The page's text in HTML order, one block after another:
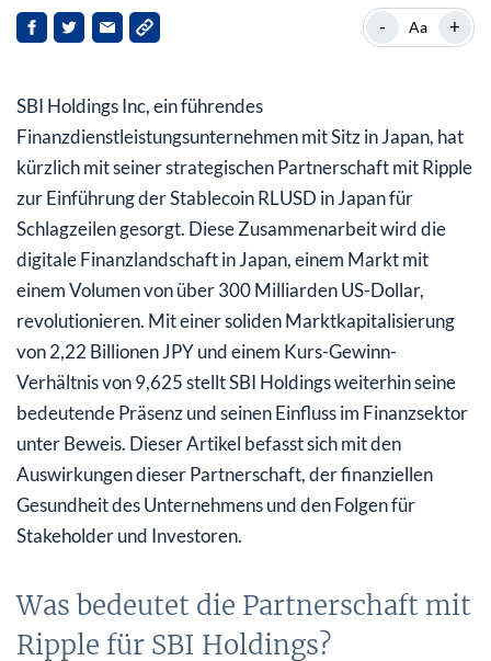
Was bedeutet die Partnerschaft mit Ripple für SBI
Holdings?
auswirken?
Welche finanziellen Auswirkungen hat dies für SBI
Holdings?
Was bedeutet dies für Stakeholder und Investoren?
- Aa +
SBI Holdings Inc, ein führendes
Finanzdienstleistungsunternehmen mit Sitz in Japan, hat
kürzlich mit seiner strategischen Partnerschaft mit Ripple
zur Einführung der Stablecoin RLUSD in Japan für
Schlagzeilen gesorgt. Diese Zusammenarbeit wird die
digitale Finanzlandschaft in Japan, einem Markt mit
einem Volumen von über 300 Milliarden US-Dollar,
revolutionieren. Mit einer soliden Marktkapitalisierung
von 2,22 Billionen JPY und einem Kurs-Gewinn-
Verhältnis von 9,625 stellt SBI Holdings weiterhin seine
bedeutende Präsenz und seinen Einfluss im Finanzsektor
unter Beweis. Dieser Artikel befasst sich mit den
Auswirkungen dieser Partnerschaft, der finanziellen
Gesundheit des Unternehmens und den Folgen für
Stakeholder und Investoren.
Was bedeutet die Partnerschaft mit
Ripple für SBI Holdings?